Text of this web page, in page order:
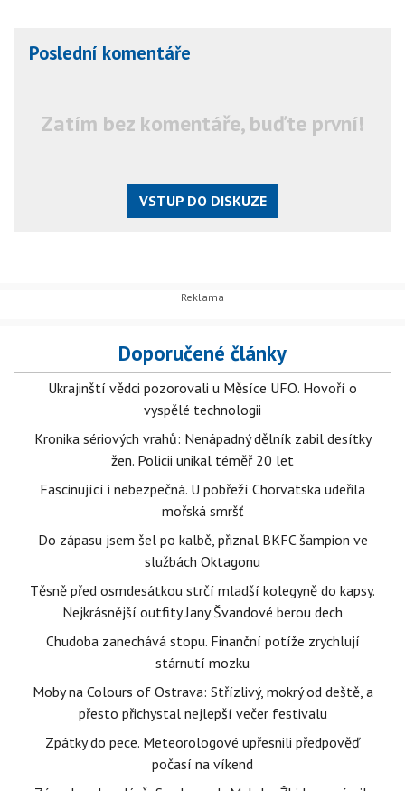
Poslední komentáře
Zatím bez komentáře, buďte první!
VSTUP DO DISKUZE
Doporučené články
Ukrajinští vědci pozorovali u Měsíce UFO. Hovoří o
vyspělé technologii
Kronika sériových vrahů: Nenápadný dělník zabil desítky
žen. Policii unikal téměř 20 let
Fascinující i nebezpečná. U pobřeží Chorvatska udeřila
mořská smršť
Do zápasu jsem šel po kalbě, přiznal BKFC šampion ve
službách Oktagonu
Těsně před osmdesátkou strčí mladší kolegyně do kapsy.
Nejkrásnější outfity Jany Švandové berou dech
Chudoba zanechává stopu. Finanční potíže zrychlují
stárnutí mozku
Moby na Colours of Ostrava: Střízlivý, mokrý od deště, a
přesto přichystal nejlepší večer festivalu
Zpátky do pece. Meteorologové upřesnili předpověď
počasí na víkend